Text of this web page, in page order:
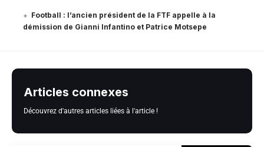
Football : l’ancien président de la FTF appelle à la
démission de Gianni Infantino et Patrice Motsepe
Articles connexes
Découvrez d'autres articles liées à l'article !